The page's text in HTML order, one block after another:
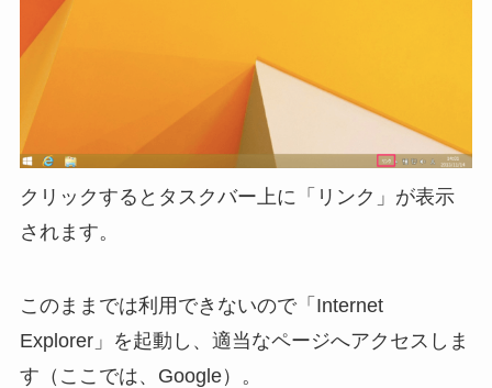
クリックするとタスクバー上に「リンク」が表示
されます。
このままでは利用できないので「Internet
Explorer」を起動し、適当なページへアクセスしま
す（ここでは、Google）。